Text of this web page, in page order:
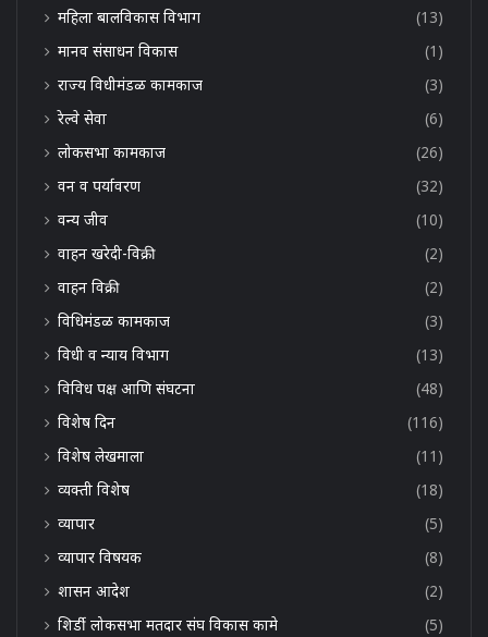
महिला बालविकास विभाग
(13)
मानव संसाधन विकास
(1)
राज्य विधीमंडळ कामकाज
(3)
रेल्वे सेवा
(6)
लोकसभा कामकाज
(26)
वन व पर्यावरण
(32)
वन्य जीव
(10)
वाहन खरेदी-विक्री
(2)
वाहन विक्री
(2)
विधिमंडळ कामकाज
(3)
विधी व न्याय विभाग
(13)
विविध पक्ष आणि संघटना
(48)
विशेष दिन
(116)
विशेष लेखमाला
(11)
व्यक्ती विशेष
(18)
व्यापार
(5)
व्यापार विषयक
(8)
शासन आदेश
(2)
शिर्डी लोकसभा मतदार संघ विकास कामे
(5)